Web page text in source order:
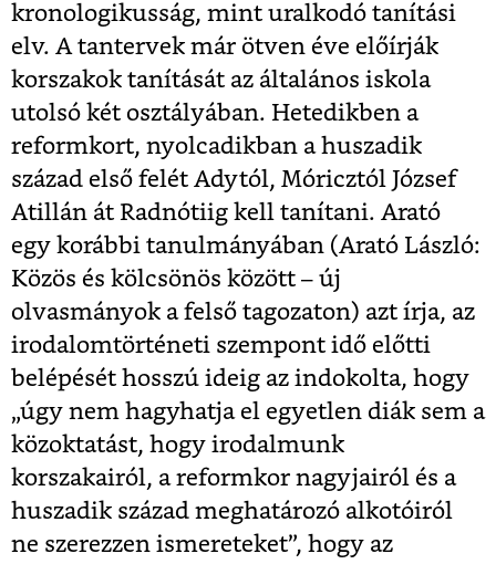
kronologikusság, mint uralkodó tanítási
elv. A tantervek már ötven éve előírják
korszakok tanítását az általános iskola
utolsó két osztályában. Hetedikben a
reformkort, nyolcadikban a huszadik
század első felét Adytól, Móricztól József
Atillán át Radnótiig kell tanítani. Arató
egy korábbi tanulmányában (Arató László:
Közös és kölcsönös között – új
olvasmányok a felső tagozaton) azt írja, az
irodalomtörténeti szempont idő előtti
belépését hosszú ideig az indokolta, hogy
„úgy nem hagyhatja el egyetlen diák sem a
közoktatást, hogy irodalmunk
korszakairól, a reformkor nagyjairól és a
huszadik század meghatározó alkotóiról
ne szerezzen ismereteket”, hogy az